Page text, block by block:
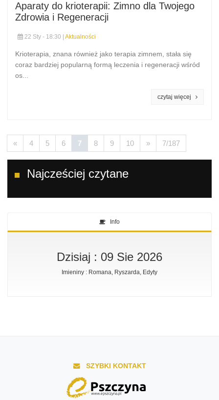
Aparaty do krioterapii: Zimno dla Twojego
Zdrowia i Regeneracji
22 Sty - 18:30 | Aktualności
Krioterapia, znana również jako terapia zimnem, stała się
coraz bardziej popularną formą leczenia i regeneracji wśród
os...
« 4 5 6 7 8 9 10 » 7/187
Najcześciej czytane
Info
Dzisiaj : 09 Sie 2026
Imieniny : Romana, Ryszarda, Edyty
SZYBKI KONTAKT